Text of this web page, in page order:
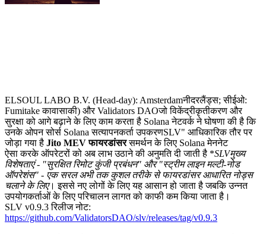
ELSOUL LABO B.V. (Head-day): Amsterdamनीदरलैंड्स; सीईओ:
Fumitake कावासाकी) और Validators DAOजो विकेंद्रीकृतीकरण और
सुरक्षा को आगे बढ़ाने के लिए काम करता है Solana नेटवर्क ने घोषणा की है कि
उनके ओपन सोर्स Solana सत्यापनकर्ता उपकरणSLV" आधिकारिक तौर पर
जोड़ा गया है Jito MEV फायरडांसरसमर्थन के लिए Solana मेननेट
ऐसा करके ऑपरेटरों को अब लाभ उठाने की अनुमति दी जाती है *SLVमुख्य
विशेषताएं - "सुरक्षित रिमोट कुंजी प्रबंधन" और "स्ट्रीम लाइन मल्टी-नोड
ऑपरेशंस" - एक सरल अभी तक कुशल तरीके से फायरडांसर आधारित नोड्स
चलाने के लिए। इससे नए लोगों के लिए यह आसान हो जाता है जबकि उन्नत
उपयोगकर्ताओं के लिए परिचालन लागत को काफी कम किया जाता है।
SLV v0.9.3 रिलीज नोट:
https://github.com/ValidatorsDAO/slv/releases/tag/v0.9.3